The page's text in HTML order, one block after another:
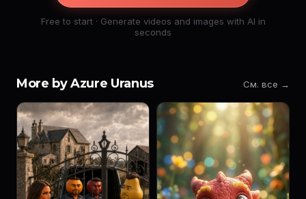
Free to start · Generate videos and images with AI in
seconds
More by Azure Uranus См. все →